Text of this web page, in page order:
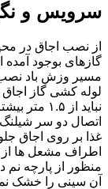
سرویس و
از نصب اجاق در
گازهای بوجود
مسیر وزش باد نصب
لوله کشی گاز
نباید از
اتصال دو سر
غذا بر روی اجاق
اطراف مشعل ها
منظور از پارچه نم
آن سینی را خشک